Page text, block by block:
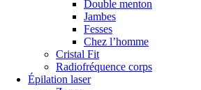
Double menton
Jambes
Fesses
Chez l’homme
Cristal Fit
Radiofréquence corps
Épilation laser